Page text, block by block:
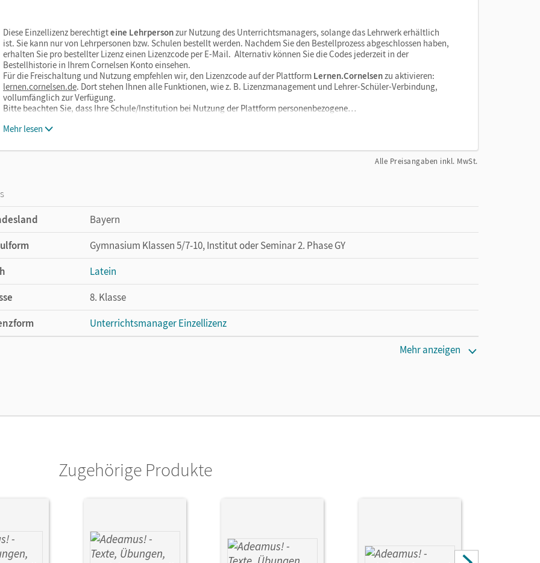
Diese Einzellizenz berechtigteine Lehrpersonzur Nutzung des Unterrichtsmanagers, solange das Lehrwerk erhältlich
ist. Sie kann nur von Lehrpersonen bzw. Schulen bestellt werden. Nachdem Sie den Bestellprozess abgeschlossen haben,
erhalten Sie pro bestellter Lizenz einen Lizenzcode per E-Mail. Alternativ können Sie die Codes jederzeit in der
Bestellhistorie in Ihrem Cornelsen Konto einsehen.
Für die Freischaltung und Nutzung empfehlen wir, den Lizenzcode auf der Plattform Lernen.Cornelsenzu aktivieren:
lernen.cornelsen.de. Dort stehen Ihnen alle Funktionen, wie z. B. Lizenzmanagement und Lehrer-Schüler-Verbindung,
vollumfänglich zur Verfügung.
Bitte beachten Sie, dass Ihre Schule/Institution bei Nutzung der Plattform personenbezogene…
Mehr lesen
Alle Preisangaben inkl. MwSt.
Bayern
Gymnasium Klassen 5/7-10, Institut oder Seminar 2. Phase GY
Latein
8. Klasse
Unterrichtsmanager Einzellizenz
Oldenbourg Schulbuchverlag
Mehr anzeigen
Zugehörige Produkte